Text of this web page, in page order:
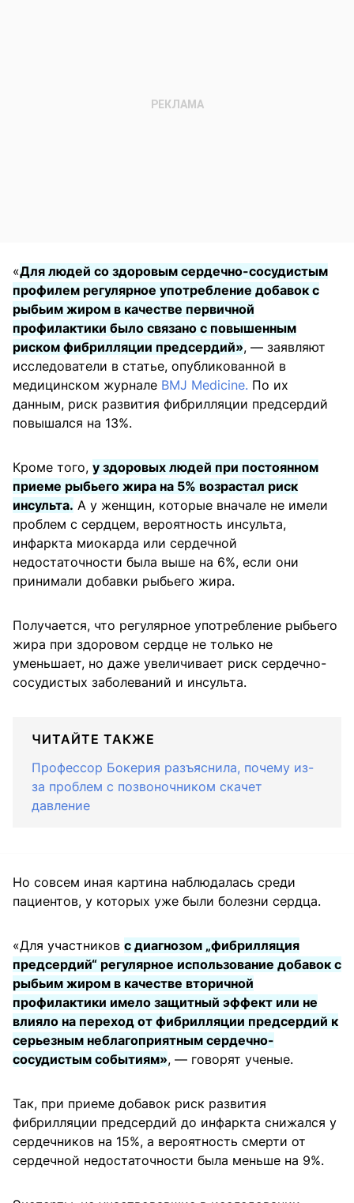
«Для людей со здоровым сердечно-сосудистым
профилем регулярное употребление добавок с
рыбьим жиром в качестве первичной
профилактики было связано с повышенным
риском фибрилляции предсердий», — заявляют
исследователи в статье, опубликованной в
медицинском журнале BMJ Medicine. По их
данным, риск развития фибрилляции предсердий
повышался на 13%.
Кроме того, у здоровых людей при постоянном
приеме рыбьего жира на 5% возрастал риск
инсульта. А у женщин, которые вначале не имели
проблем с сердцем, вероятность инсульта,
инфаркта миокарда или сердечной
недостаточности была выше на 6%, если они
принимали добавки рыбьего жира.
Получается, что регулярное употребление рыбьего
жира при здоровом сердце не только не
уменьшает, но даже увеличивает риск сердечно-
сосудистых заболеваний и инсульта.
ЧИТАЙТЕ ТАКЖЕ
Профессор Бокерия разъяснила, почему из-
за проблем с позвоночником скачет
давление
Но совсем иная картина наблюдалась среди
пациентов, у которых уже были болезни сердца.
«Для участников с диагнозом „фибрилляция
предсердий“ регулярное использование добавок с
рыбьим жиром в качестве вторичной
профилактики имело защитный эффект или не
влияло на переход от фибрилляции предсердий к
серьезным неблагоприятным сердечно-
сосудистым событиям», — говорят ученые.
Так, при приеме добавок риск развития
фибрилляции предсердий до инфаркта снижался у
сердечников на 15%, а вероятность смерти от
сердечной недостаточности была меньше на 9%.